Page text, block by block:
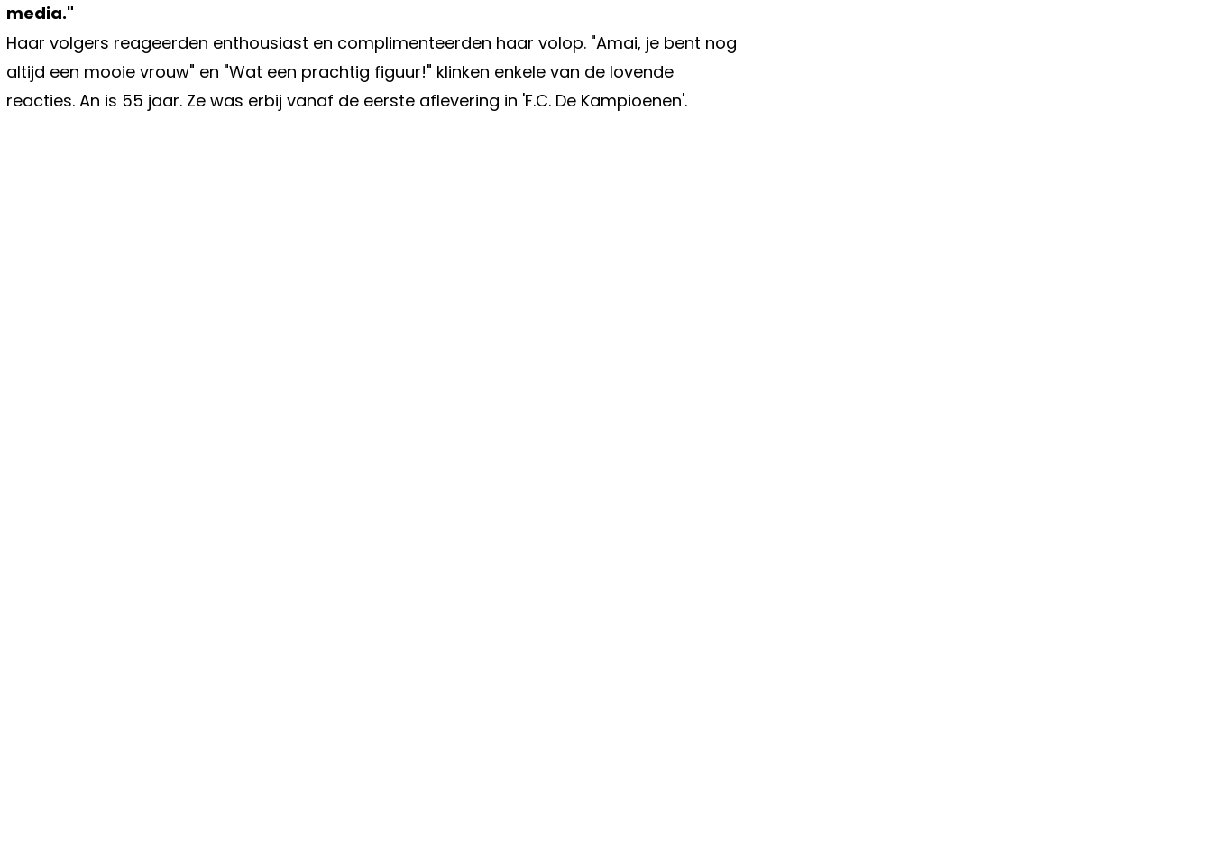
media."
Haar volgers reageerden enthousiast en complimenteerden haar volop. "Amai, je bent nog
altijd een mooie vrouw" en "Wat een prachtig figuur!" klinken enkele van de lovende
reacties. An is 55 jaar. Ze was erbij vanaf de eerste aflevering in 'F.C. De Kampioenen'.